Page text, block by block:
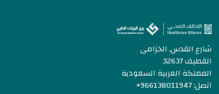
شارع القدس, الخزامى
القطيف 32637
المملكة العربية السعودية
اتصل:+966138011947